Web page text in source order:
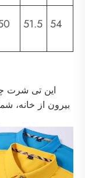
51.5 54
این تی شرت
بیرون از خانه،